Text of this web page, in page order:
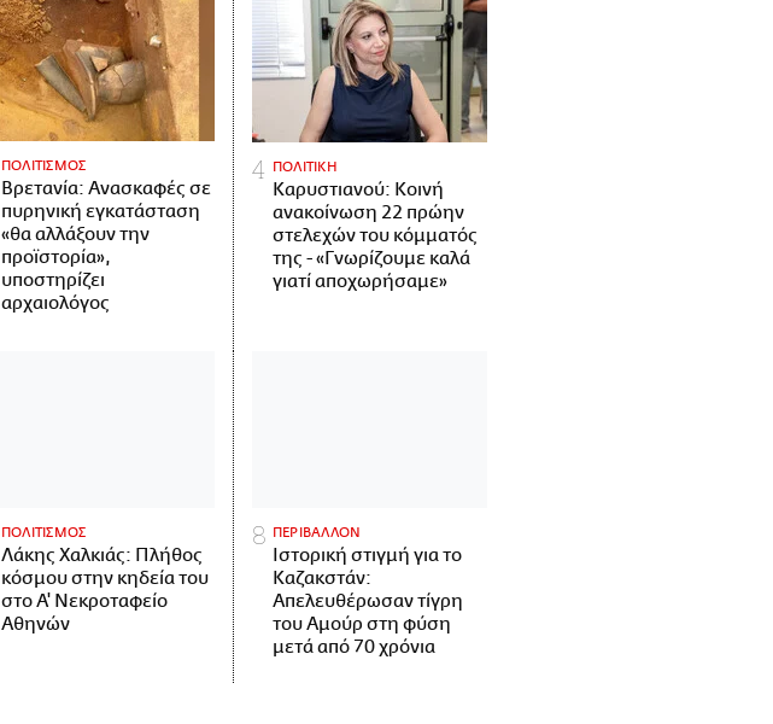
ΠΟΛΙΤΙΣΜΟΣ
Βρετανία: Ανασκαφές σε
πυρηνική εγκατάσταση
«θα αλλάξουν την
προϊστορία»,
υποστηρίζει
αρχαιολόγος
ΠΟΛΙΤΙΚΗ
Καρυστιανού: Κοινή
ανακοίνωση 22 πρώην
στελεχών του κόμματός
της - «Γνωρίζουμε καλά
γιατί αποχωρήσαμε»
ΠΟΛΙΤΙΣΜΟΣ
Λάκης Χαλκιάς: Πλήθος
κόσμου στην κηδεία του
στο Α' Νεκροταφείο
Αθηνών
ΠΕΡΙΒΑΛΛΟΝ
Ιστορική στιγμή για το
Καζακστάν:
Απελευθέρωσαν τίγρη
του Αμούρ στη φύση
μετά από 70 χρόνια